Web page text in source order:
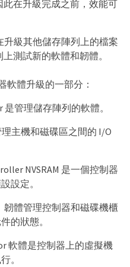
在升級完成之前，效能可
級其他儲存陣列上的檔案
測試新的軟體和韌體。
軟體升級的一部分：
管理儲存陣列的軟體。
主機和磁碟區之間的 I/O
NVSRAM 是一個控制器
設定。
體管理控制器和磁碟機櫃
的狀態。
軟體是控制器上的虛擬機
。